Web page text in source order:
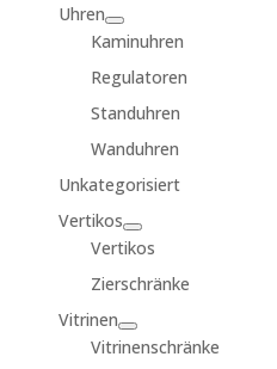
Uhren
Kaminuhren
Regulatoren
Standuhren
Wanduhren
Unkategorisiert
Vertikos
Vertikos
Zierschränke
Vitrinen
Vitrinenschränke